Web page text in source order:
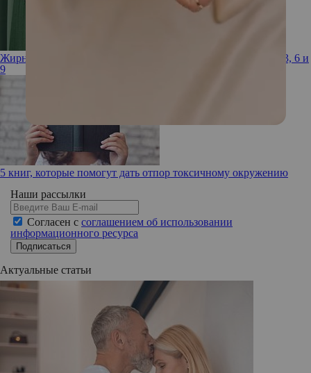
Жирные кислоты: как получить необходимый запас Омега-3, 6 и
9
5 книг, которые помогут дать отпор токсичному окружению
Наши рассылки
Согласен с соглашением об использовании
информационного ресурса
Подписаться
Актуальные статьи